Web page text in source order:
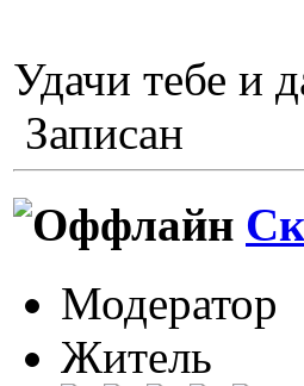
Удачи тебе и
Записан
Модератор
Житель